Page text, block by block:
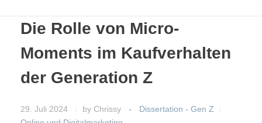
Die Rolle von Micro-
Moments im Kaufverhalten
der Generation Z
29. Juli 2024 by Chrissy
Dissertation - Gen Z